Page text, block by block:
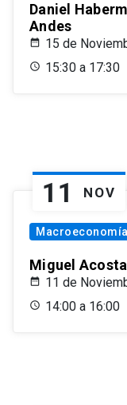
Daniel
Andes
15 de
15:30 a 17:30
11 NOV
Macroeconomía
Miguel
11 de
14:00 a 16:00